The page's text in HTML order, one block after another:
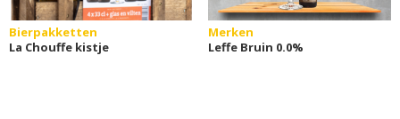
Bierpakketten
La Chouffe kistje
Merken
Leffe Bruin 0.0%